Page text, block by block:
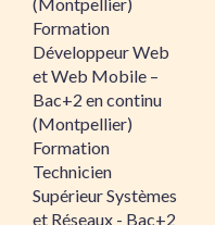
Formation
Développeur Web
et Web Mobile –
Bac+2 en continu
(Montpellier)
Formation
Technicien
Supérieur Systèmes
et Réseaux - Bac+2